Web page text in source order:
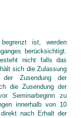
ist, werden
berücksichtigt.
nicht falls das
sich die Zulassung
Zusendung der
die Zusendung der
Seminarbeginn zu
innerhalb von 10
nach Erhalt der